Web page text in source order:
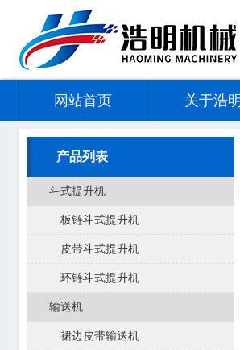
网站首页 关于浩明
产品列表
斗式提升机
板链斗式提升机
皮带斗式提升机
环链斗式提升机
输送机
裙边皮带输送机